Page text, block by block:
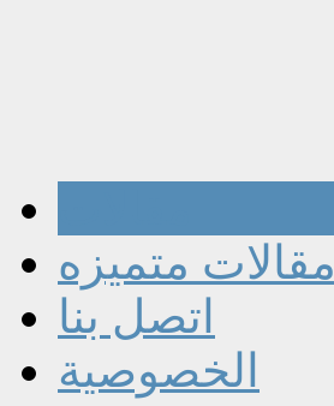
مقالات متميزه
اتصل بنا
الخصوصية